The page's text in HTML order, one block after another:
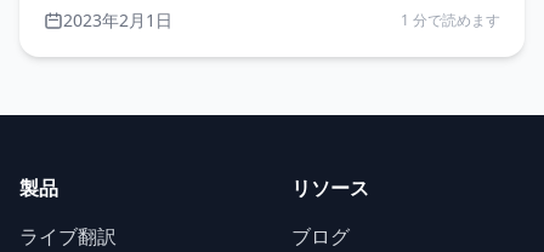
2023年2月1日
1 分で読めます
製品
ライブ翻訳
リソース
ブログ